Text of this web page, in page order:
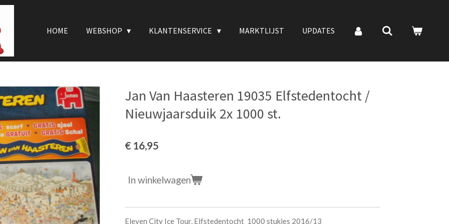
HOME WEBSHOP KLANTENSERVICE MARKTLIJST UPDATES
Jan Van Haasteren 19035 Elfstedentocht /
Nieuwjaarsduik 2x 1000 st.
€ 16,95
In winkelwagen
Eleven City Ice Tour, Elfstedentocht 1000 stukjes 2016/13